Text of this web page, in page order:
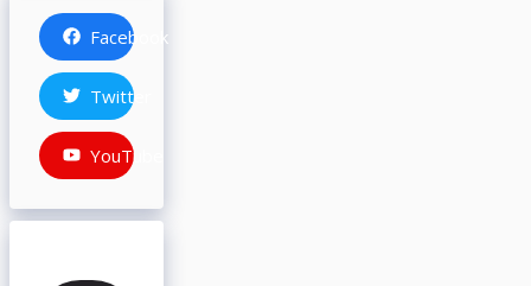
Facebook
Twitter
YouTube